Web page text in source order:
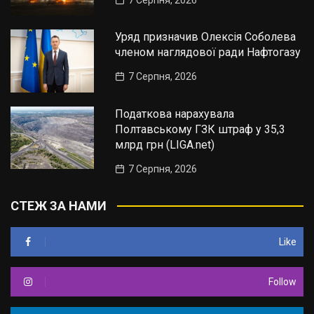
Уряд призначив Олексія Соболева
членом наглядової ради Нафтогазу
7 Серпня, 2026
Податкова нарахувала
Полтавському ГЗК штраф у 35,3
млрд грн (LIGA.net)
7 Серпня, 2026
СТЕЖ ЗА НАМИ
Like
Follow